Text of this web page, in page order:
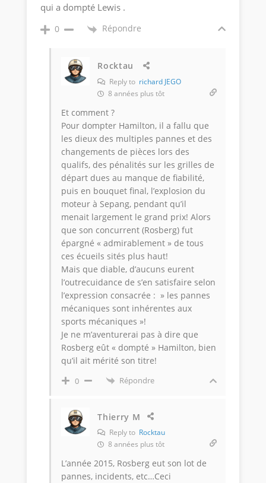
qui a dompté Lewis .
0 Répondre
Rocktau
Reply to richard JEGO
8 années plus tôt
Et comment ?
Pour dompter Hamilton, il a fallu que
les dieux des multiples pannes et des
changements de pièces lors des
qualifs, des pénalités sur les grilles de
départ dues au manque de fiabilité,
puis en bouquet final, l’explosion du
moteur à Sepang, pendant qu’il
menait largement le grand prix! Alors
que son concurrent (Rosberg) fut
épargné « admirablement » de tous
ces écueils sités plus haut!
Mais que diable, d’aucuns eurent
l’outrecuidance de s’en satisfaire selon
l’expression consacrée : » les pannes
mécaniques sont inhérentes aux
sports mécaniques »!
Je ne m’aventurerai pas à dire que
Rosberg eût « dompté » Hamilton, bien
qu’il ait mérité son titre!
0 Répondre
Thierry M
Reply to Rocktau
8 années plus tôt
L’année 2015, Rosberg eut son lot de
pannes, incidents, etc…Ceci